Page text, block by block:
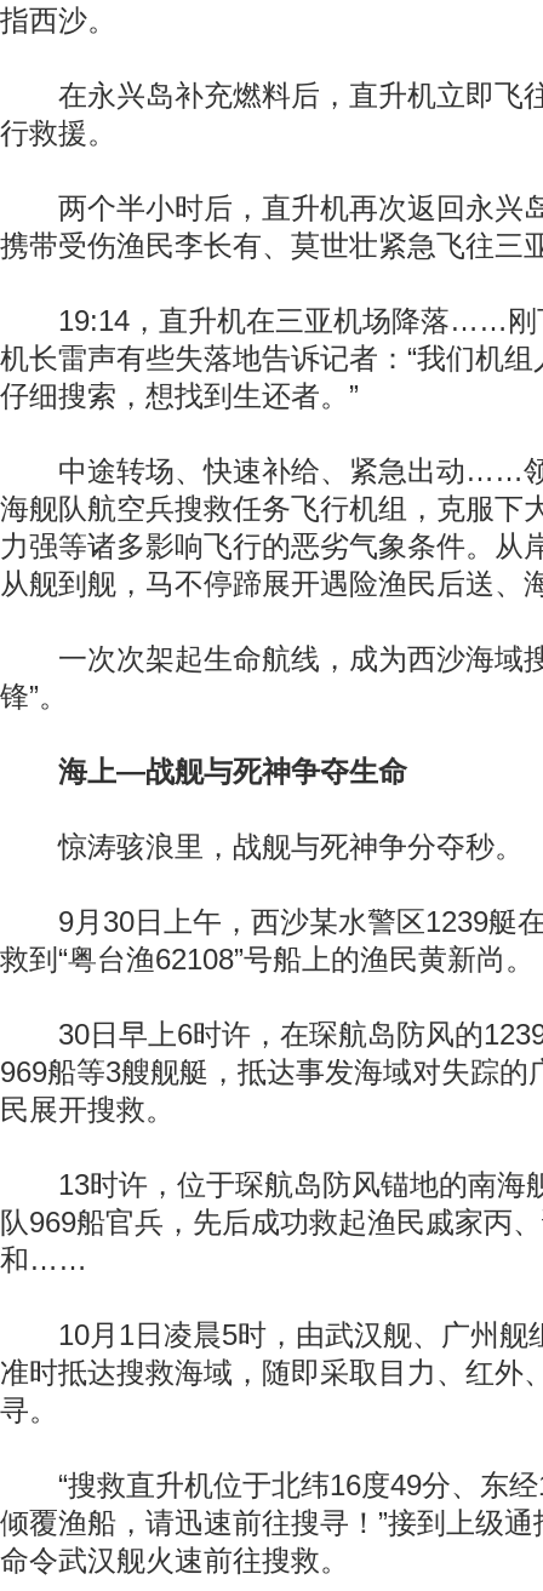
指西沙。
在永兴岛补充燃料后，直升机立即飞
行救援。
两个半小时后，直升机再次返回永兴
携带受伤渔民李长有、莫世壮紧急飞往三
19:14，直升机在三亚机场降落……刚
机长雷声有些失落地告诉记者：“我们机
仔细搜索，想找到生还者。”
中途转场、快速补给、紧急出动……领
海舰队航空兵搜救任务飞行机组，克服下
力强等诸多影响飞行的恶劣气象条件。从
从舰到舰，马不停蹄展开遇险渔民后送、
一次次架起生命航线，成为西沙海域
锋”。
海上—战舰与死神争夺生命
惊涛骇浪里，战舰与死神争分夺秒。
9月30日上午，西沙某水警区1239艇
救到“粤台渔62108”号船上的渔民黄新尚。
30日早上6时许，在琛航岛防风的
969船等3艘舰艇，抵达事发海域对失踪的
民展开搜救。
13时许，位于琛航岛防风锚地的南海
队969船官兵，先后成功救起渔民戚家丙
和……
10月1日凌晨5时，由武汉舰、广州舰
准时抵达搜救海域，随即采取目力、红外
寻。
“搜救直升机位于北纬16度49分、东经
倾覆渔船，请迅速前往搜寻！”接到上级
命令武汉舰火速前往搜救。